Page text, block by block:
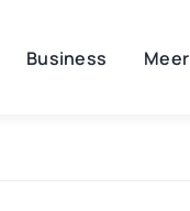
Business Meer